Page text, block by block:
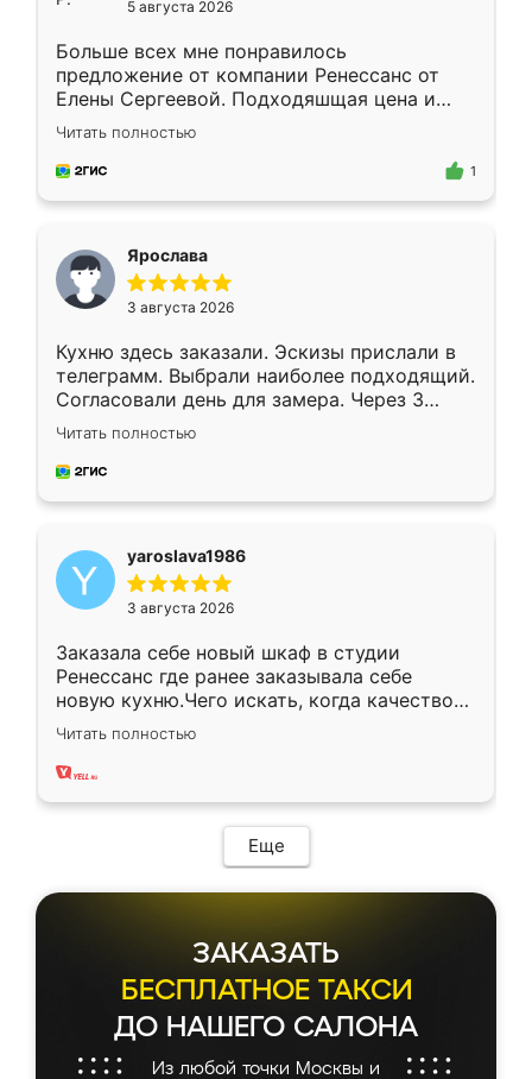
5 августа 2026
Больше всех мне понравилось
предложение от компании Ренессанс от
Елены Сергеевой. Подходяшщая цена и
короткие сроки изготовления. Приехавший
для замера сотрудник Владислав
предложил по моему эскизу самый
Читать полностью
1
Ярослава
3 августа 2026
Кухню здесь заказали. Эскизы прислали в
телеграмм. Выбрали наиболее подходящий.
Согласовали день для замера. Через 3
недели кухня была уже готова. Остались
довольны работой. Спасибо Ренессанс
мебель за качественную работу!
Читать полностью
yaroslava1986
3 августа 2026
Заказала себе новый шкаф в студии
Ренессанс где ранее заказывала себе
новую кухню.Чего искать, когда качеством
вполне довольна. Служит кухня уже почти
два года, нареканий нет.
Читать полностью
Еще
ЗАКАЗАТЬ
БЕСПЛАТНОЕ ТАКСИ
ДО НАШЕГО САЛОНА
Из любой точки Москвы и